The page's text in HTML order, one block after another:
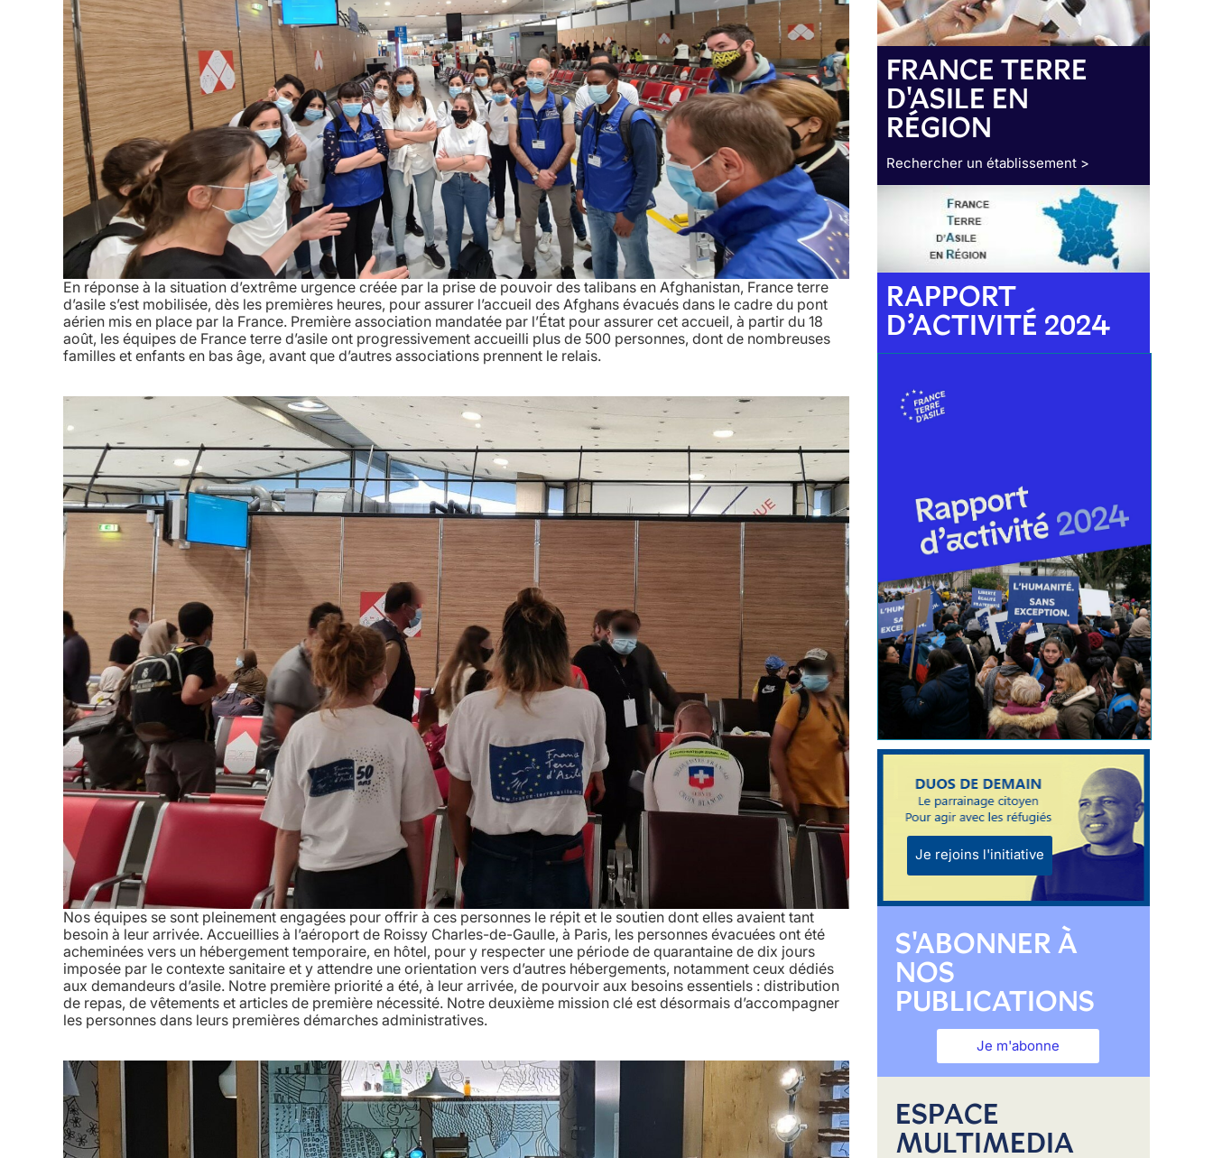
En réponse à la situation d’extrême urgence créée par la prise de pouvoir des talibans en Afghanistan, France terre
d’asile s’est mobilisée, dès les premières heures, pour assurer l’accueil des Afghans évacués dans le cadre du pont
aérien mis en place par la France. Première association mandatée par l’État pour assurer cet accueil, à partir du 18
août, les équipes de France terre d’asile ont progressivement accueilli plus de 500 personnes, dont de nombreuses
familles et enfants en bas âge, avant que d’autres associations prennent le relais.
Nos équipes se sont pleinement engagées pour offrir à ces personnes le répit et le soutien dont elles avaient tant
besoin à leur arrivée. Accueillies à l’aéroport de Roissy Charles-de-Gaulle, à Paris, les personnes évacuées ont été
acheminées vers un hébergement temporaire, en hôtel, pour y respecter une période de quarantaine de dix jours
imposée par le contexte sanitaire et y attendre une orientation vers d’autres hébergements, notamment ceux dédiés
aux demandeurs d’asile. Notre première priorité a été, à leur arrivée, de pourvoir aux besoins essentiels : distribution
de repas, de vêtements et articles de première nécessité. Notre deuxième mission clé est désormais d’accompagner
les personnes dans leurs premières démarches administratives.
FRANCE TERRE
D'ASILE EN
RÉGION
Rechercher un établissement >
RAPPORT
D’ACTIVITÉ 2024
Je rejoins l'initiative
S'ABONNER À
NOS
PUBLICATIONS
Je m'abonne
ESPACE
MULTIMEDIA